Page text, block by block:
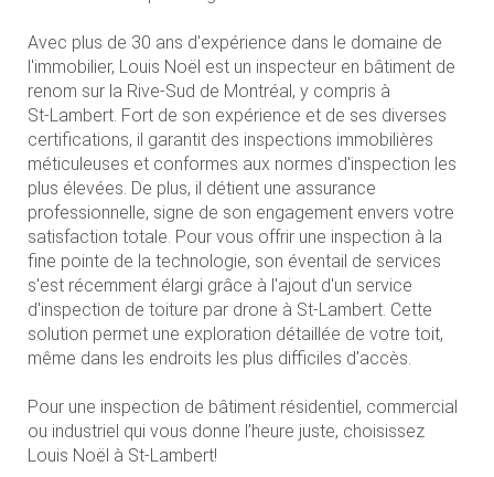
Avec plus de 30 ans d'expérience dans le domaine de
l'immobilier, Louis Noël est un inspecteur en bâtiment de
renom sur la Rive-Sud de Montréal, y compris à
St-Lambert. Fort de son expérience et de ses diverses
certifications, il garantit des inspections immobilières
méticuleuses et conformes aux normes d'inspection les
plus élevées. De plus, il détient une assurance
professionnelle, signe de son engagement envers votre
satisfaction totale. Pour vous offrir une inspection à la
fine pointe de la technologie, son éventail de services
s'est récemment élargi grâce à l'ajout d'un service
d'inspection de toiture par drone à St-Lambert. Cette
solution permet une exploration détaillée de votre toit,
même dans les endroits les plus difficiles d'accès.
Pour une inspection de bâtiment résidentiel, commercial
ou industriel qui vous donne l’heure juste, choisissez
Louis Noël à St-Lambert!